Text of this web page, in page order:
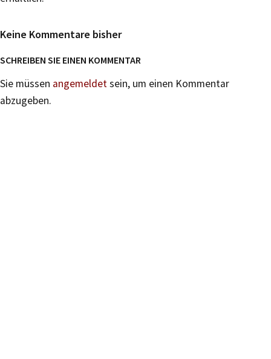
Keine Kommentare bisher
SCHREIBEN SIE EINEN KOMMENTAR
Sie müssen angemeldetsein, um einen Kommentar
abzugeben.